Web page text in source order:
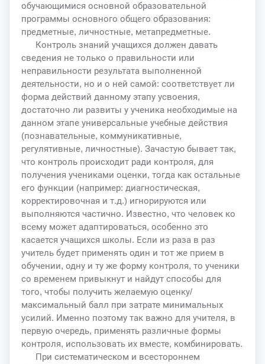
обучающимися основной образовательной
программы основного общего образования:
предметные, личностные, метапредметные.
Контроль знаний учащихся должен давать
сведения не только о правильности или
неправильности результата выполненной
деятельности, но и о ней самой: соответствует ли
форма действий данному этапу усвоения,
достаточно ли развиты у ученика необходимые на
данном этапе универсальные учебные действия
(познавательные, коммуникативные,
регулятивные, личностные). Зачастую бывает так,
что контроль происходит ради контроля, для
получения учениками оценки, тогда как остальные
его функции (например: диагностическая,
корректировочная и т.д.) игнорируются или
выполняются частично. Известно, что человек ко
всему может адаптироваться, особенно это
касается учащихся школы. Если из раза в раз
учитель будет применять один и тот же прием в
обучении, одну и ту же форму контроля, то ученики
со временем привыкнут и найдут способы для
того, чтобы получить желаемую оценку/
максимальный балл при затрате минимальных
усилий. Именно поэтому так важно для учителя, в
первую очередь, применять различные формы
контроля, использовать их вместе, комбинировать.
При систематическом и всестороннем